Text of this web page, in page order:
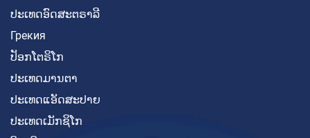
ປະເທດອົດສະຕຣາລີ
Грекия
ປັອກໂຕຣິໂກ
ປະເທດມານຕາ
ປະເທດແອັດສະປາຍ
ປະເທດເມັກຊິໂກ